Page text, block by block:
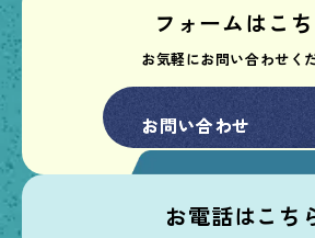
フォームはこ
お気軽にお問い合わせく
お問い合わせ
お問い合わせ
お電話はこち